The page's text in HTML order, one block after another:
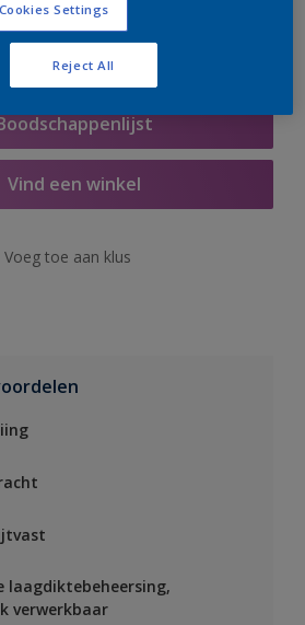
Vind een winkel
Voeg toe aan klus
laagdiktebeheersing,
verwerkbaar
Cookies Settings
Reject All